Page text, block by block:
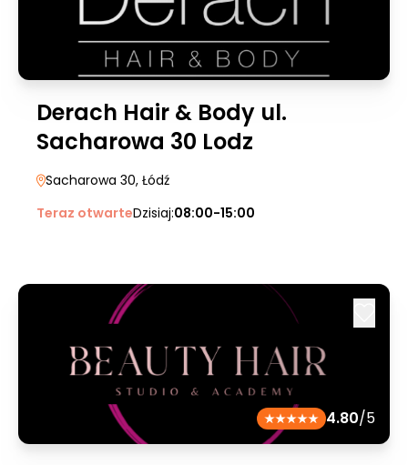
Derach Hair & Body ul.
Sacharowa 30 Lodz
Sacharowa 30, Łódź
Teraz otwarteDzisiaj:08:00-15:00
4.80/5